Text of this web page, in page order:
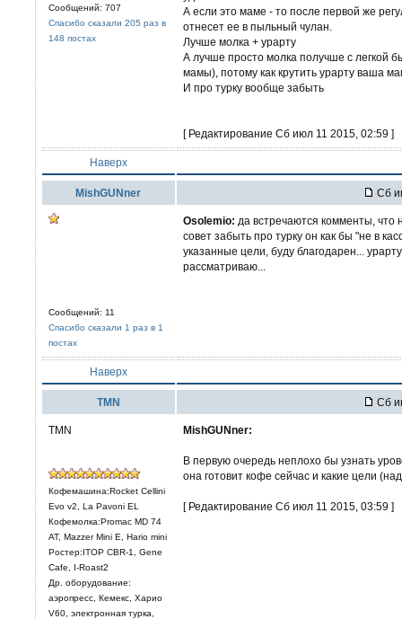
Сообщений: 707
Спасибо сказали 205 раз в
148 постах
А если это маме - то после первой же
отнесет ее в пыльный чулан.
Лучше молка + урарту
А лучше просто молка получше с легкой
мамы), потому как крутить урарту ваша
И про турку вообще забыть
[ Редактирование Сб июл 11 2015, 02:59 ]
Наверх
MishGUNner Сб
Сообщений: 11
Спасибо сказали 1 раз в 1
постах
Osolemio: да встречаются комменты, что
совет забыть про турку он как бы "не в
указанные цели, буду благодарен...
рассматриваю...
Наверх
TMN Сб
TMN
Кофемашина:Rocket Cellini
Evo v2, La Pavoni EL
Кофемолка:Promac MD 74
AT, Mazzer Mini E, Hario mini
Ростер:ITOP CBR-1, Gene
Cafe, I-Roast2
Др. оборудование:
аэропресс, Кемекс, Харио
V60, электронная турка,
MishGUNner:
В первую очередь неплохо бы узнать
она готовит кофе сейчас и какие цели
[ Редактирование Сб июл 11 2015, 03:59 ]